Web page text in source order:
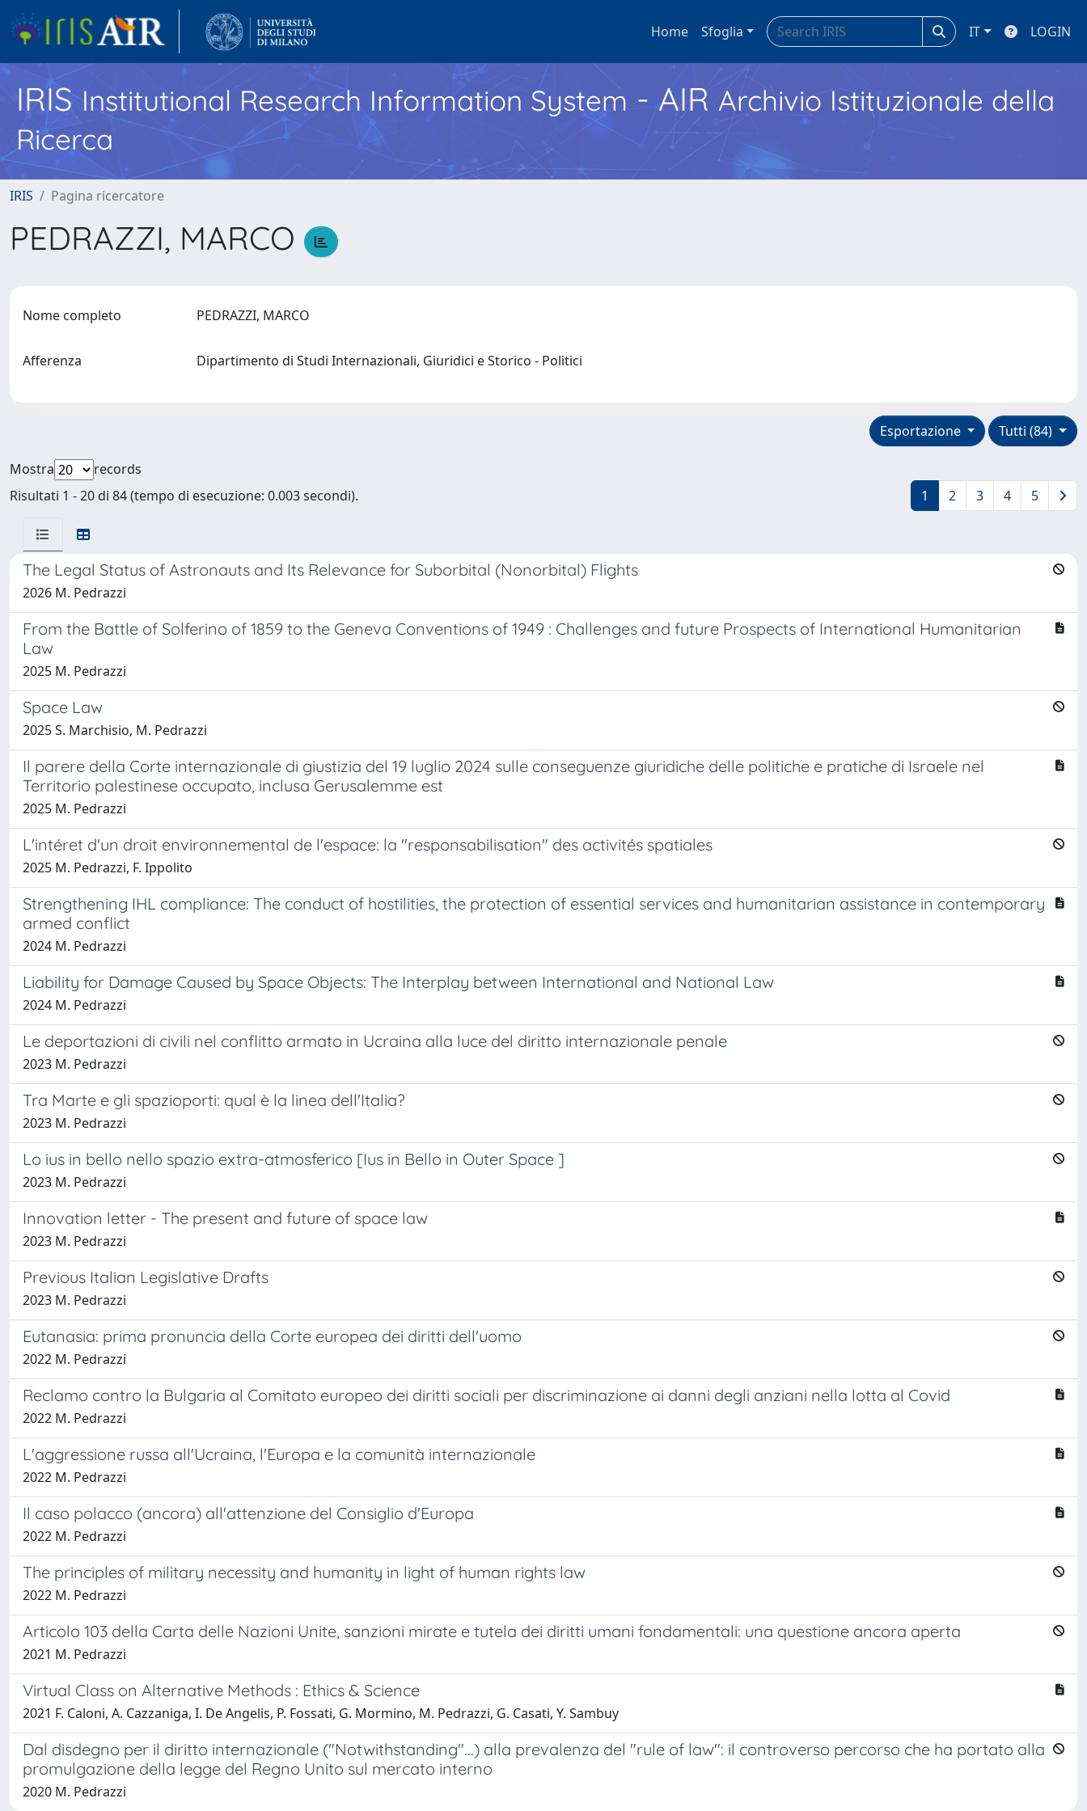
Home Sfoglia IT LOGIN
IRISInstitutional Research Information System - AIR Archivio Istituzionale della
Ricerca
IRIS Pagina ricercatore
PEDRAZZI, MARCO
Nome completo PEDRAZZI, MARCO
Afferenza Dipartimento di Studi Internazionali, Giuridici e Storico - Politici
Tutti (84)
Esportazione
Mostra
records
Risultati 1 - 20 di 84 (tempo di esecuzione: 0.003 secondi).
1 2 3 4 5
The Legal Status of Astronauts and Its Relevance for Suborbital (Nonorbital) Flights
2026 M. Pedrazzi
From the Battle of Solferino of 1859 to the Geneva Conventions of 1949 : Challenges and future Prospects of International Humanitarian
Law
2025 M. Pedrazzi
Space Law
2025 S. Marchisio, M. Pedrazzi
Il parere della Corte internazionale di giustizia del 19 luglio 2024 sulle conseguenze giuridiche delle politiche e pratiche di Israele nel
Territorio palestinese occupato, inclusa Gerusalemme est
2025 M. Pedrazzi
L'intéret d'un droit environnemental de l'espace: la "responsabilisation" des activités spatiales
2025 M. Pedrazzi, F. Ippolito
Strengthening IHL compliance: The conduct of hostilities, the protection of essential services and humanitarian assistance in contemporary
armed conflict
2024 M. Pedrazzi
Liability for Damage Caused by Space Objects: The Interplay between International and National Law
2024 M. Pedrazzi
Le deportazioni di civili nel conflitto armato in Ucraina alla luce del diritto internazionale penale
2023 M. Pedrazzi
Tra Marte e gli spazioporti: qual è la linea dell'Italia?
2023 M. Pedrazzi
Lo ius in bello nello spazio extra-atmosferico [Ius in Bello in Outer Space ]
2023 M. Pedrazzi
Innovation letter - The present and future of space law
2023 M. Pedrazzi
Previous Italian Legislative Drafts
2023 M. Pedrazzi
Eutanasia: prima pronuncia della Corte europea dei diritti dell'uomo
2022 M. Pedrazzi
Reclamo contro la Bulgaria al Comitato europeo dei diritti sociali per discriminazione ai danni degli anziani nella lotta al Covid
2022 M. Pedrazzi
L'aggressione russa all'Ucraina, l'Europa e la comunità internazionale
2022 M. Pedrazzi
Il caso polacco (ancora) all'attenzione del Consiglio d'Europa
2022 M. Pedrazzi
The principles of military necessity and humanity in light of human rights law
2022 M. Pedrazzi
Articolo 103 della Carta delle Nazioni Unite, sanzioni mirate e tutela dei diritti umani fondamentali: una questione ancora aperta
2021 M. Pedrazzi
Virtual Class on Alternative Methods : Ethics & Science
2021 F. Caloni, A. Cazzaniga, I. De Angelis, P. Fossati, G. Mormino, M. Pedrazzi, G. Casati, Y. Sambuy
Dal disdegno per il diritto internazionale ("Notwithstanding"...) alla prevalenza del "rule of law": il controverso percorso che ha portato alla
promulgazione della legge del Regno Unito sul mercato interno
2020 M. Pedrazzi